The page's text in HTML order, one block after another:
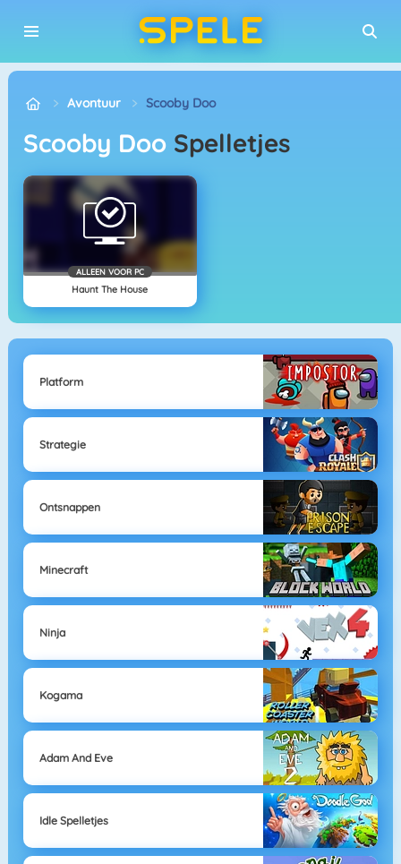
Avontuur Scooby Doo
Scooby Doo Spelletjes
ALLEEN VOOR PC
Haunt The House
Platform
Strategie
Ontsnappen
Minecraft
Ninja
Kogama
Adam And Eve
Idle Spelletjes